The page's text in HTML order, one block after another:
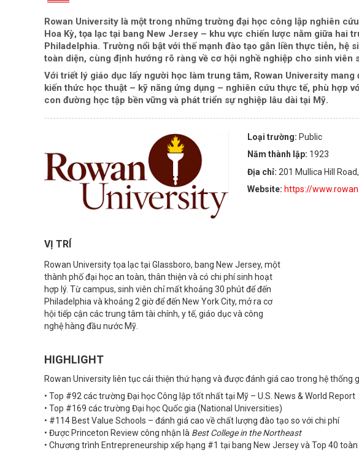
Rowan University là một trong những trường đại học công lập nghiên
Hoa Kỳ, tọa lạc tại bang New Jersey – khu vực chiến lược nằm giữa hai
Philadelphia. Trường nổi bật với thế mạnh đào tạo gắn liền thực tiễn, hệ
toàn diện, cùng định hướng rõ ràng về cơ hội nghề nghiệp cho sinh viên
Với triết lý giáo dục lấy người học làm trung tâm, Rowan University
kiến thức học thuật – kỹ năng ứng dụng – nghiên cứu thực tế, phù hợp
con đường học tập bền vững và phát triển sự nghiệp lâu dài tại Mỹ.
Loại trường:Public
Năm thành lập: 1923
Địa chỉ: 201 Mullica Hill
Website: https://
VỊ TRÍ
Rowan University tọa lạc tại Glassboro, bang New Jersey, một
thành phố đại học an toàn, thân thiện và có chi phí sinh hoạt
hợp lý. Từ campus, sinh viên chỉ mất khoảng 30 phút để đến
Philadelphia và khoảng 2 giờ để đến New York City, mở ra cơ
hội tiếp cận các trung tâm tài chính, y tế, giáo dục và công
nghệ hàng đầu nước Mỹ.
HIGHLIGHT
Rowan University liên tục cải thiện thứ hạng và được đánh giá cao trong hệ thống
• Top #92 các trường Đại học Công lập tốt nhất tại Mỹ – U.S. News & World Report
• Top #169 các trường Đại học Quốc gia (National Universities)
• #114 Best Value Schools – đánh giá cao về chất lượng đào tạo so với chi phí
• Được Princeton Review công nhận là Best College in the Northeast
• Chương trình Entrepreneurship xếp hạng #1 tại bang New Jersey và Top 40